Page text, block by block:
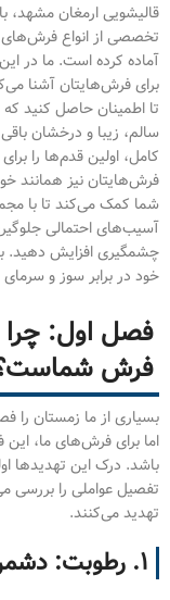
قالیشویی ارمغان مشهد،
تخصصی از انواع فرش‌های
آماده کرده است. ما در
برای فرش‌هایتان آشنا
تا اطمینان حاصل کنید
سالم، زیبا و درخشان
کامل، اولین قدم‌ها را
فرش‌هایتان نیز همانند
شما کمک می‌کند تا با
آسیب‌های احتمالی
چشمگیری افزایش دهید. با
خود در برابر سوز و
فصل اول: چرا
فرش
بسیاری از ما زمستان را
اما برای فرش‌های ما،
باشد. درک این تهدیدها
تفصیل عواملی را
تهدید می‌کنند.
۱. رطوبت: دشمن خاموش الیاف فرش